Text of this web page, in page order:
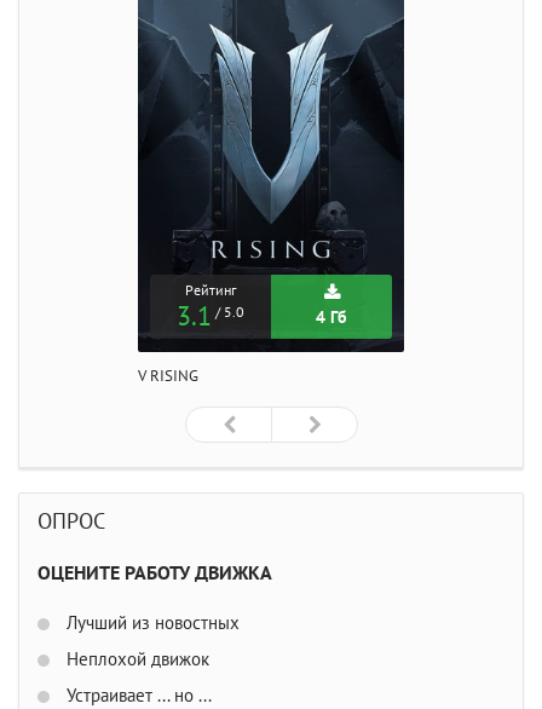
Рейтинг
3.1 / 5.0 4 Гб
V RISING
ОПРОС
ОЦЕНИТЕ РАБОТУ ДВИЖКА
Лучший из новостных
Неплохой движок
Устраивает ... но ...